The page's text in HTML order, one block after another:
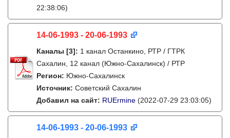
22:38:06)
14-06-1993 - 20-06-1993
Каналы [3]: 1 канал Останкино, РТР / ГТРК
Сахалин, 12 канал (Южно-Сахалинск) / РТР
Регион: Южно-Сахалинск
Источник: Советский Сахалин
Добавил на сайт: RUErmine (2022-07-29 23:03:05)
14-06-1993 - 20-06-1993